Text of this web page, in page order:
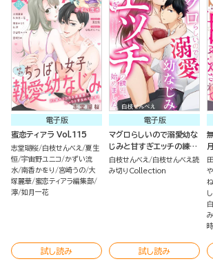
電子版
蜜恋ティアラ Vol.115
志堂瑚桜 白枝せんべえ
夏生
恒 宇宙野ユニコ
かずい流
水 南香かをり 宮崎うの 大
塚麗華 蜜恋ティアラ編集部
濘 如月一花
試し読み
電子版
マグロらしいので溺愛幼な
じみと甘すぎエッチの練
習、始めました。（単話版）
白枝せんべえ
白枝せんべえ読
み切りCollection
試し読み